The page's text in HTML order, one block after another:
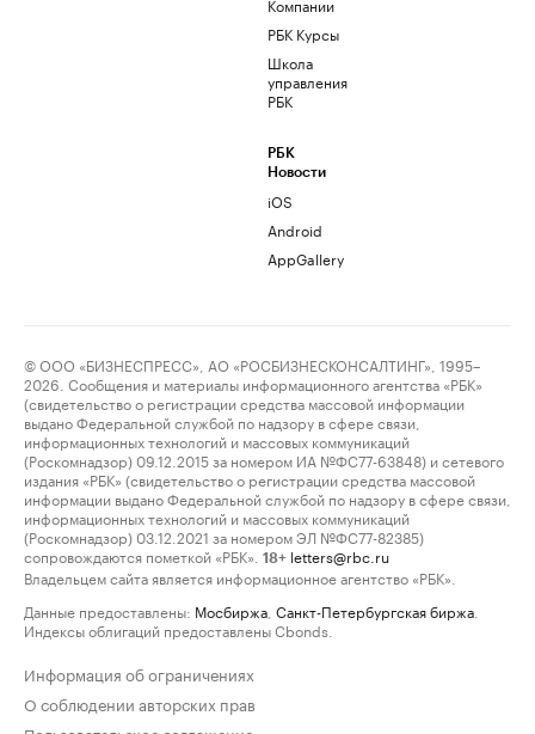
РБК Курсы
Школа
управления
РБК
РБК
Новости
iOS
Android
AppGallery
© ООО «БИЗНЕСПРЕСС», АО «РОСБИЗНЕСКОНСАЛТИНГ», 1995–
2026. Сообщения и материалы информационного агентства «РБК»
(свидетельство о регистрации средства массовой информации
выдано Федеральной службой по надзору в сфере связи,
информационных технологий и массовых коммуникаций
(Роскомнадзор) 09.12.2015 за номером ИА №ФС77-63848) и сетевого
издания «РБК» (свидетельство о регистрации средства массовой
информации выдано Федеральной службой по надзору в сфере связи,
информационных технологий и массовых коммуникаций
(Роскомнадзор) 03.12.2021 за номером ЭЛ №ФС77-82385)
сопровождаются пометкой «РБК».
18+ letters@rbc.ru
Владельцем сайта является информационное агентство «РБК».
Данные предоставлены: Мосбиржа Санкт-Петербургская биржа
Индексы облигаций предоставлены Cbonds.
Информация об ограничениях
О соблюдении авторских прав